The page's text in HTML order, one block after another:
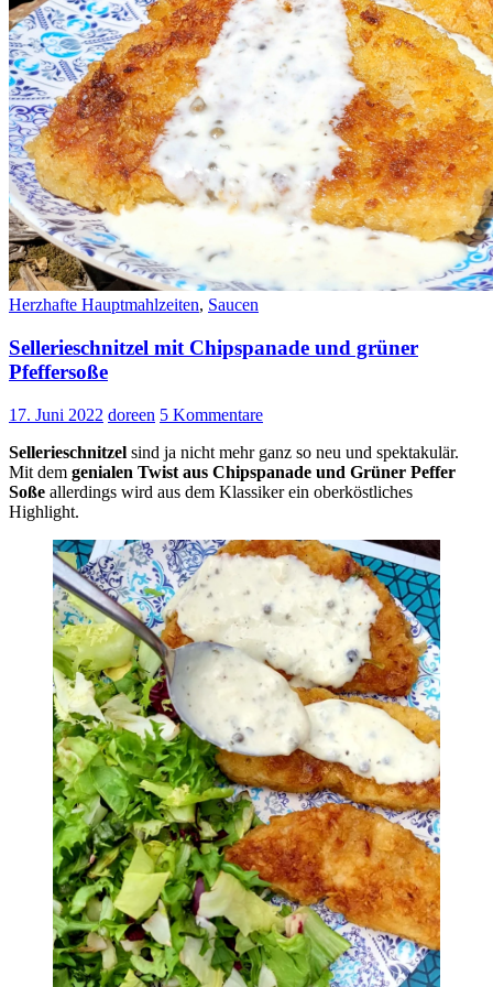
Herzhafte Hauptmahlzeiten, Saucen
Sellerieschnitzel mit Chipspanade und grüner
Pfeffersoße
17. Juni 2022 doreen 5 Kommentare
Sellerieschnitzel sind ja nicht mehr ganz so neu und spektakulär.
Mit dem genialen Twist aus Chipspanade und Grüner Peffer
Soße allerdings wird aus dem Klassiker ein oberköstliches
Highlight.